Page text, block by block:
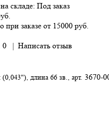
складе: Под заказ
при заказе от 15000 руб.
0 | Написать отзыв
длина 66 зв., арт. 3670-